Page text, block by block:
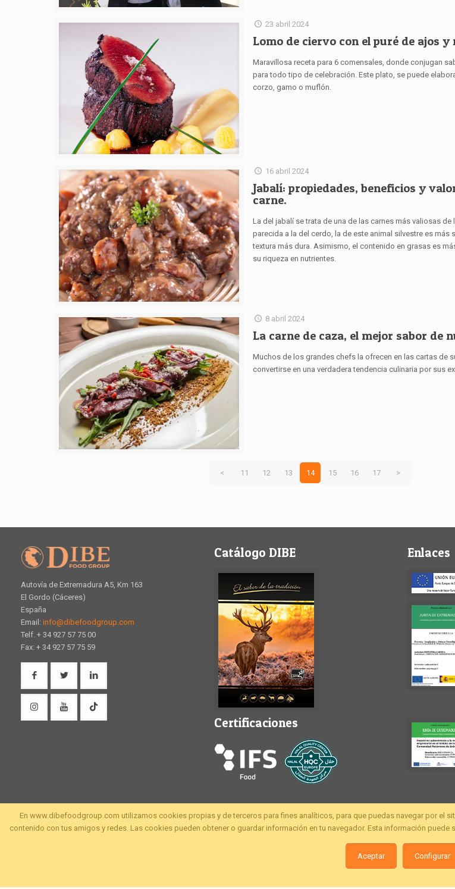
23 abril 2024
Lomo de ciervo con el puré de ajos
Maravillosa receta para 6 comensales, donde conjugan
para todo tipo de celebración. Este plato, se puede
corzo, gamo o muflón.
16 abril 2024
Jabalí: propiedades, beneficios y
carne.
La del jabalí se trata de una de las carnes más valiosas de
parecida a la del cerdo, la de este animal silvestre es más
textura más dura. Asimismo, el contenido en grasas es
su riqueza en nutrientes.
8 abril 2024
La carne de caza, el mejor sabor de
Muchos de los grandes chefs la ofrecen en las cartas de
convertirse en una verdadera tendencia culinaria por sus
< 11 12 13 14 15 16 17 >
Autovía de Extremadura A5, Km 163
El Gordo (Cáceres)
España
Email: info@dibefoodgroup.com
Telf. + 34 927 57 75 00
Fax: + 34 927 57 75 59
Catálogo DIBE
Certificaciones
Enlaces
En www.dibefoodgroup.com utilizamos cookies propias y de terceros para fines analíticos, para que puedas navegar por el
contenido con tus amigos y redes. Las cookies pueden obtener o guardar información en tu navegador. Esta información
Aceptar Configurar